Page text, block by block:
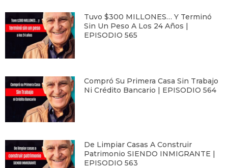
Tuvo $300 MILLONES… Y Terminó
Sin Un Peso A Los 24 Años |
EPISODIO 565
Compró Su Primera Casa Sin Trabajo
Ni Crédito Bancario | EPISODIO 564
De Limpiar Casas A Construir
Patrimonio SIENDO INMIGRANTE |
EPISODIO 563